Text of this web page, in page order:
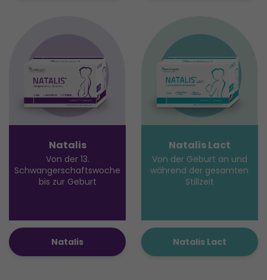
Natalis
Von der 13.
Schwangerschaftswoche
bis zur Geburt
Natalis
Natalis Lact
Von der Geburt an und
während der gesamten
Stillzeit
Natalis Lact